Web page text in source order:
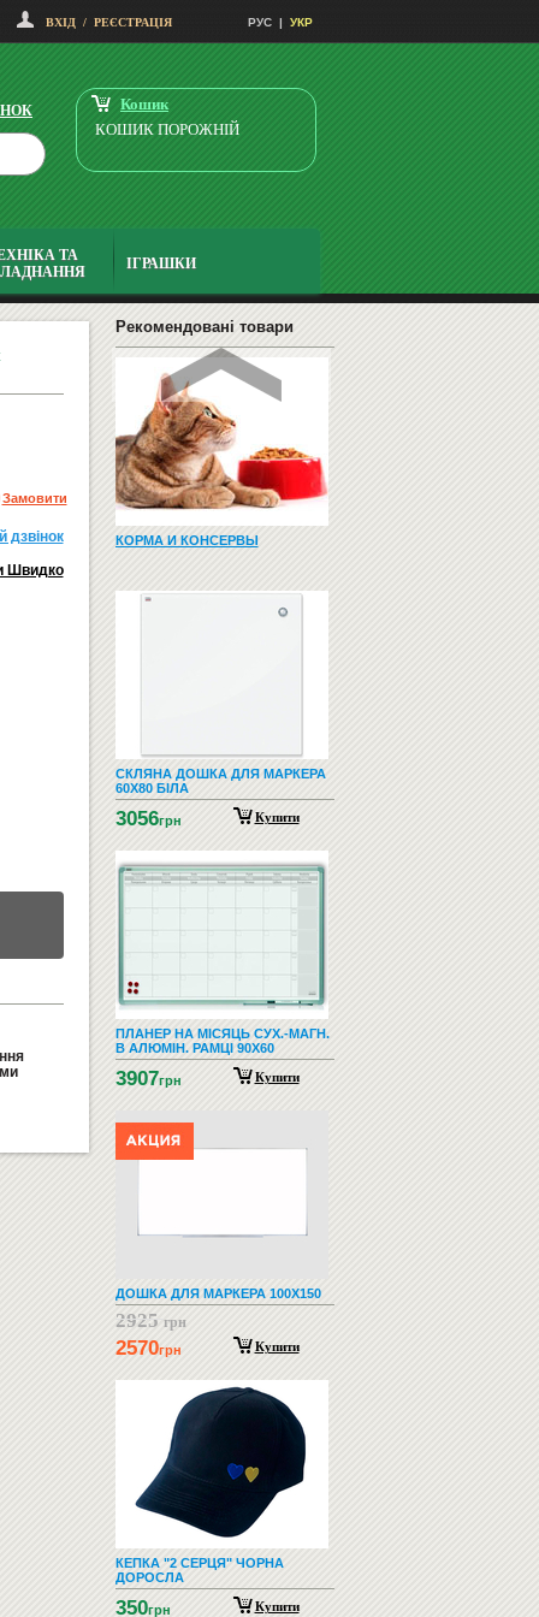
ВХІД / РЕЄСТРАЦІЯ РУС | УКР
Кошик
КОШИК ПОРОЖНІЙ
ТА
ІГРАШКИ
Замовити
дзвiнок
Швидко
Рекомендовані товари
СТІЛЕЦЬ ДЛЯ САДОЧКУ
КРЕЙДИ І МАРКЕРА 400Х300 ...
Замовити
КОРМА И КОНСЕРВЫ
СКЛЯНА ДОШКА ДЛЯ МАРКЕРА
60Х80 БІЛА
3056грн Купити
ПЛАНЕР НА МІСЯЦЬ СУХ.-МАГН.
В АЛЮМІН. РАМЦІ 90X60
3907грн Купити
ДОШКА ДЛЯ МАРКЕРА 100Х150
2925 грн
2570грн Купити
КЕПКА "2 СЕРЦЯ" ЧОРНА
ДОРОСЛА
350грн Купити